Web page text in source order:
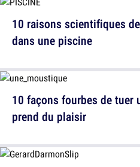
10 raisons scientifiques
dans une piscine
10 façons fourbes de tuer
prend du plaisir